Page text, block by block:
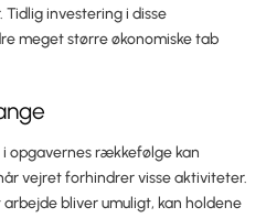
investering i disse
meget større økonomiske tab
opgavernes rækkefølge kan
vejret forhindrer visse aktiviteter.
bliver umuligt, kan holdene